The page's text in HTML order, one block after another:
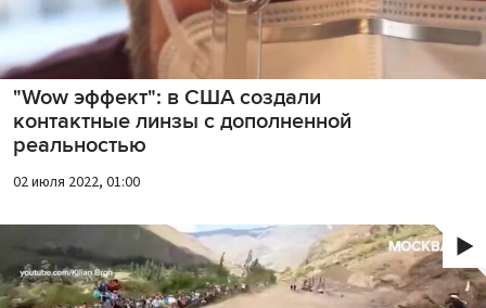
"Wow эффект": в США создали
контактные линзы с дополненной
реальностью
02 июля 2022, 01:00